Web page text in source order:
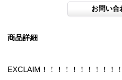
商品詳細
EXCLAIM！！！！！！！！！！！